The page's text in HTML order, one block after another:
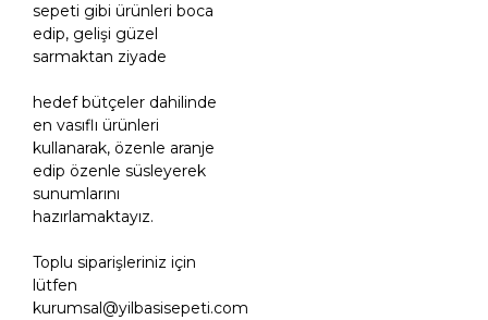
sepeti gibi ürünleri boca
edip, gelişi güzel
sarmaktan ziyade
hedef bütçeler dahilinde
en vasıflı ürünleri
kullanarak, özenle aranje
edip özenle süsleyerek
sunumlarını
hazırlamaktayız.
Toplu siparişleriniz için
lütfen
kurumsal@yilbasisepeti.com